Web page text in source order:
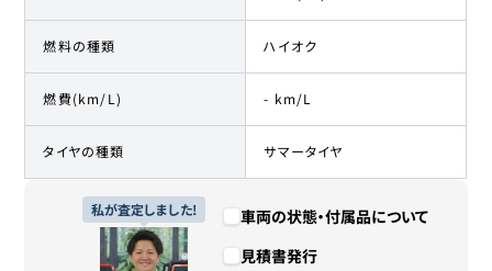
燃料の種類 ハイオク
燃費(km/L) - km/L
タイヤの種類 サマータイヤ
私が査定しました!
車両の状態・付属品について
見積書発行